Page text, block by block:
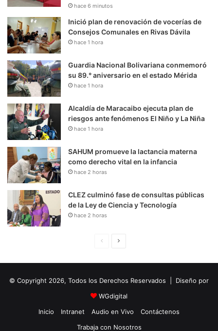
hace 6 minutos
Inició plan de renovación de vocerías de
Consejos Comunales en Rivas Dávila
hace 1 hora
Guardia Nacional Bolivariana conmemoró
su 89.° aniversario en el estado Mérida
hace 1 hora
Alcaldía de Maracaibo ejecuta plan de
riesgos ante fenómenos El Niño y La Niña
hace 1 hora
SAHUM promueve la lactancia materna
como derecho vital en la infancia
hace 2 horas
CLEZ culminó fase de consultas públicas
de la Ley de Ciencia y Tecnología
hace 2 horas
i
n
a
u
i
e
© Copyright 2026, Todos los Derechos Reservados | Diseño por
WGdigital
Inicio
Intranet Audio en Vivo
Contáctenos
Trabaja con Nosotros